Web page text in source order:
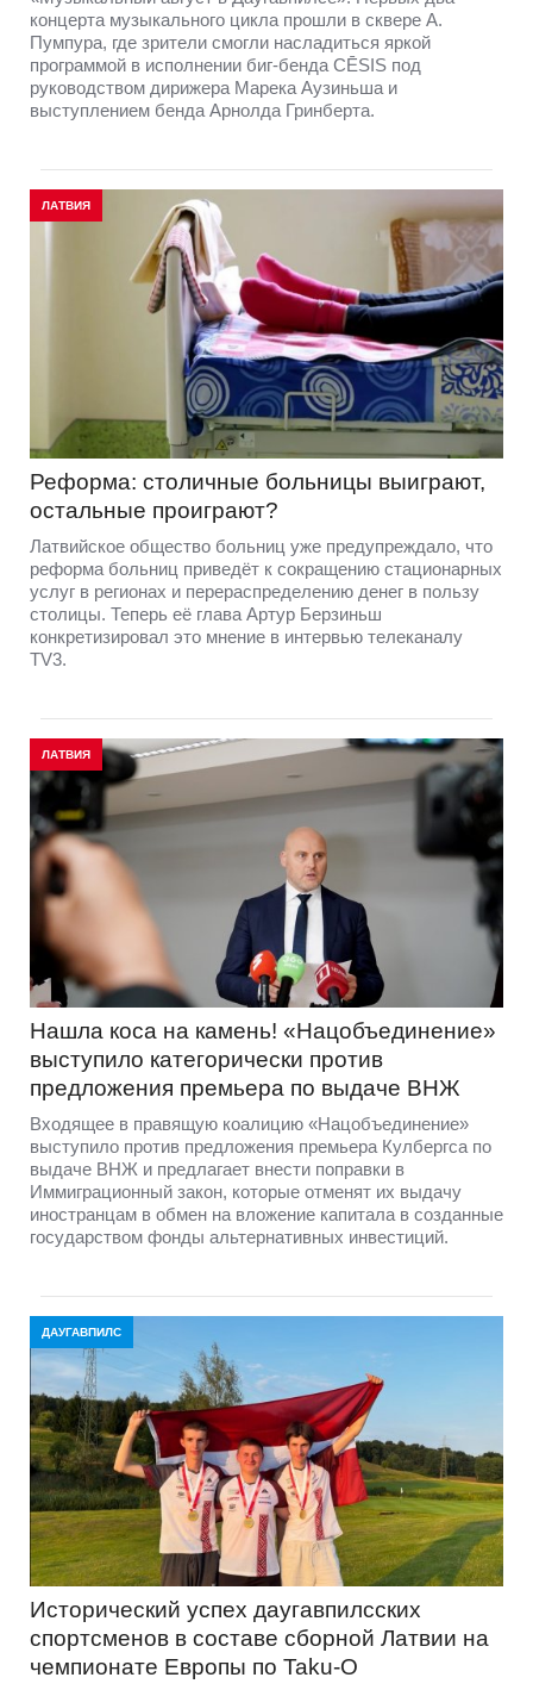
концерта музыкального цикла прошли в сквере А.
Пумпура, где зрители смогли насладиться яркой
программой в исполнении биг-бенда CĒSIS под
руководством дирижера Марека Аузиньша и
выступлением бенда Арнолда Гринберта.
ЛАТВИЯ
Реформа: столичные больницы выиграют,
остальные проиграют?
Латвийское общество больниц уже предупреждало, что
реформа больниц приведёт к сокращению стационарных
услуг в регионах и перераспределению денег в пользу
столицы. Теперь её глава Артур Берзиньш
конкретизировал это мнение в интервью телеканалу
TV3.
ЛАТВИЯ
Нашла коса на камень! «Нацобъединение»
выступило категорически против
предложения премьера по выдаче ВНЖ
Входящее в правящую коалицию «Нацобъединение»
выступило против предложения премьера Кулбергса по
выдаче ВНЖ и предлагает внести поправки в
Иммиграционный закон, которые отменят их выдачу
иностранцам в обмен на вложение капитала в созданные
государством фонды альтернативных инвестиций.
ДАУГАВПИЛС
Исторический успех даугавпилсских
спортсменов в составе сборной Латвии на
чемпионате Европы по Taku-O